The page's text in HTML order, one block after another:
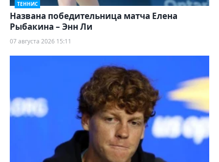
ТЕННИС
Названа победительница матча Елена
Рыбакина – Энн Ли
07 августа 2026 15:11